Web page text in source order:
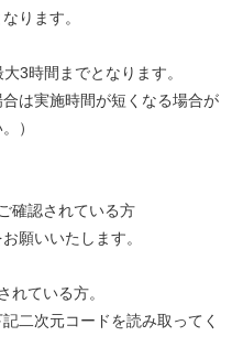
ります。
3時間までとなります。
は実施時間が短くなる場合が
）
確認されている方
願いいたします。
れている方。
二次元コードを読み取ってく